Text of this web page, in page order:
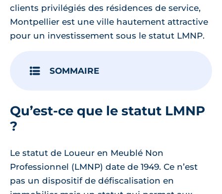
clients privilégiés des résidences de service,
Montpellier est une ville hautement attractive
pour un investissement sous le statut LMNP.
SOMMAIRE
Qu’est-ce que le statut LMNP
?
Le statut de Loueur en Meublé Non
Professionnel (LMNP) date de 1949. Ce n’est
pas un dispositif de défiscalisation en